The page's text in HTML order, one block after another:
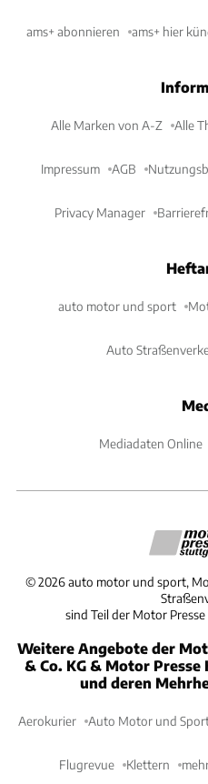
ams+ abonnieren ams+ hier
Alle Marken von A-Z Alle
Impressum AGB
Privacy Manager
auto motor und sport
Auto
Mediadaten Online
©2026 auto motor und sport,
sind Teil der Motor
Weitere Angebote der
& Co. KG & Motor Presse
und deren
Aerokurier Auto Motor und
Flugrevue Klettern